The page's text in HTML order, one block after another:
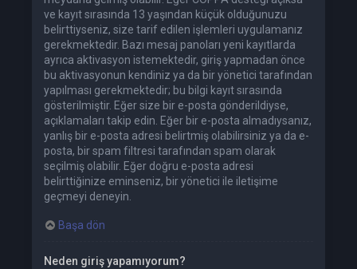
ve kayıt sırasında 13 yaşından küçük olduğunuzu
belirttiyseniz, size tarif edilen işlemleri uygulamanız
gerekmektedir. Bazı mesaj panoları yeni kayıtlarda
ayrıca aktivasyon istemektedir, giriş yapmadan önce
bu aktivasyonun kendiniz ya da bir yönetici tarafından
yapılması gerekmektedir; bu bilgi kayıt sırasında
gösterilmiştir. Eğer size bir e-posta gönderildiyse,
açıklamaları takip edin. Eğer bir e-posta almadıysanız,
yanlış bir e-posta adresi belirtmiş olabilirsiniz ya da e-
posta, bir spam filtresi tarafından spam olarak
seçilmiş olabilir. Eğer doğru e-posta adresi
belirttiğinize eminseniz, bir yönetici ile iletişime
geçmeyi deneyin.
Başa dön
Neden giriş yapamıyorum?